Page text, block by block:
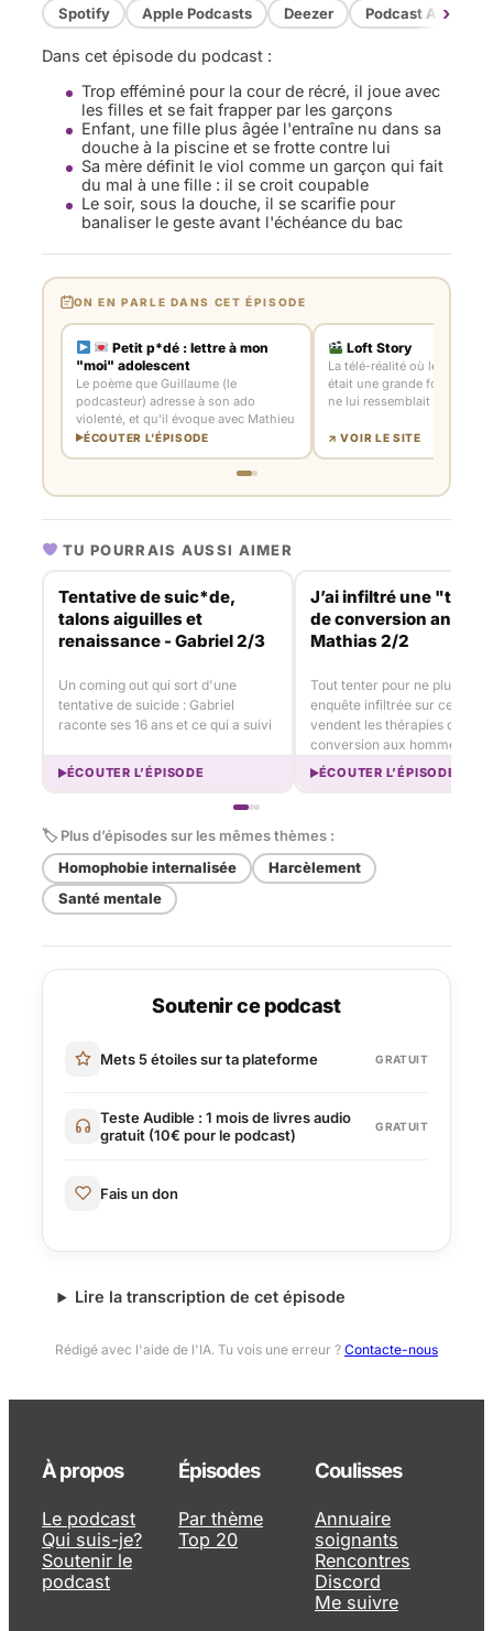
Spotify Apple Podcasts Deezer Podcast Addict
›
Dans cet épisode du podcast :
Trop efféminé pour la cour de récré, il joue avec
les filles et se fait frapper par les garçons
Enfant, une fille plus âgée l'entraîne nu dans sa
douche à la piscine et se frotte contre lui
Sa mère définit le viol comme un garçon qui fait
du mal à une fille : il se croit coupable
Le soir, sous la douche, il se scarifie pour
banaliser le geste avant l'échéance du bac
ON EN PARLE DANS CET ÉPISODE
Petit p*dé : lettre à mon
"moi" adolescent
Le poème que Guillaume (le
podcasteur) adresse à son ado
violenté, et qu'il évoque avec Mathieu
ÉCOUTER L’ÉPISODE
Loft Story
La télé-réalité où le seul
était une grande folle, un
ne lui ressemblait pas
↗ VOIR LE SITE
TU POURRAIS AUSSI AIMER
Tentative de suic*de,
talons aiguilles et
renaissance - Gabriel 2/3
Un coming out qui sort d'une
tentative de suicide : Gabriel
raconte ses 16 ans et ce qui a suivi
ÉCOUTER L’ÉPISODE
J’ai infiltré une
de conversion anti-
Mathias 2/2
Tout tenter pour ne plus
enquête infiltrée sur ce que
vendent les thérapies de
conversion aux hommes
ÉCOUTER L’ÉPISODE
🏷 Plus d’épisodes sur les mêmes thèmes :
Homophobie internalisée
Harcèlement
Santé mentale
Soutenir ce podcast
Mets 5 étoiles sur ta plateforme GRATUIT
Teste Audible : 1 mois de livres audio
gratuit (10€ pour le podcast)
GRATUIT
Fais un don
Lire la transcription de cet épisode
Rédigé avec l'aide de l'IA. Tu vois une erreur ? Contacte-nous
À propos
Le podcast
Qui suis-je?
Soutenir le
podcast
Épisodes
Par thème
Top 20
Coulisses
Annuaire
soignants
Rencontres
Discord
Me suivre